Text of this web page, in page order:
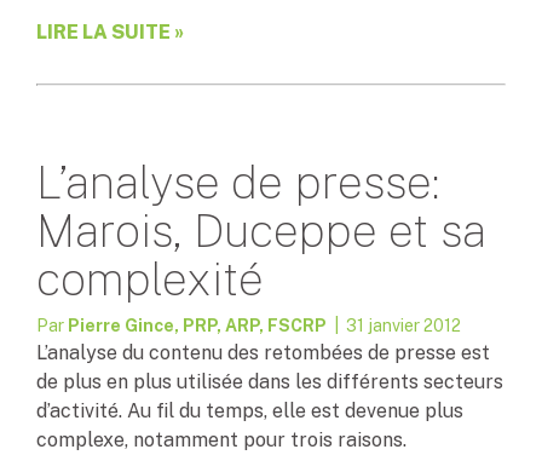
LIRE LA SUITE »
L’analyse de presse:
Marois, Duceppe et sa
complexité
Par Pierre Gince, PRP, ARP, FSCRP | 31 janvier 2012
L’analyse du contenu des retombées de presse est
de plus en plus utilisée dans les différents secteurs
d’activité. Au fil du temps, elle est devenue plus
complexe, notamment pour trois raisons.